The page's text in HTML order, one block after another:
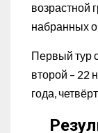
возрастной
набранных
Первый тур
второй – 22
года,